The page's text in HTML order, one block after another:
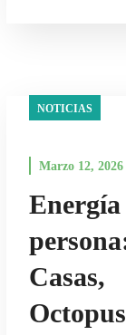
NOTICIAS
Marzo 12, 2026